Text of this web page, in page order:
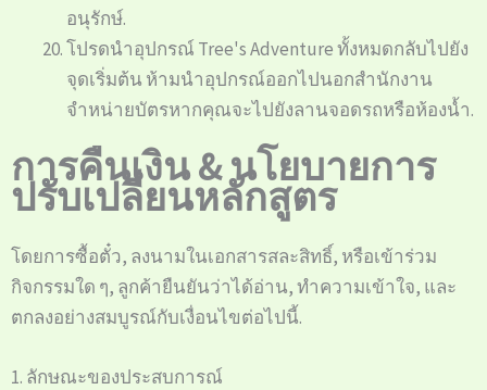
อนุรักษ์.
โปรดนำอุปกรณ์ Tree's Adventure ทั้งหมดกลับไปยัง
จุดเริ่มต้น ห้ามนำอุปกรณ์ออกไปนอกสำนักงาน
จำหน่ายบัตรหากคุณจะไปยังลานจอดรถหรือห้องน้ำ.
การคืนเงิน&นโยบายการ
ปรับเปลี่ยนหลักสูตร
โดยการซื้อตั๋ว, ลงนามในเอกสารสละสิทธิ์, หรือเข้าร่วม
กิจกรรมใด ๆ, ลูกค้ายืนยันว่าได้อ่าน, ทำความเข้าใจ, และ
ตกลงอย่างสมบูรณ์กับเงื่อนไขต่อไปนี้.
1. ลักษณะของประสบการณ์